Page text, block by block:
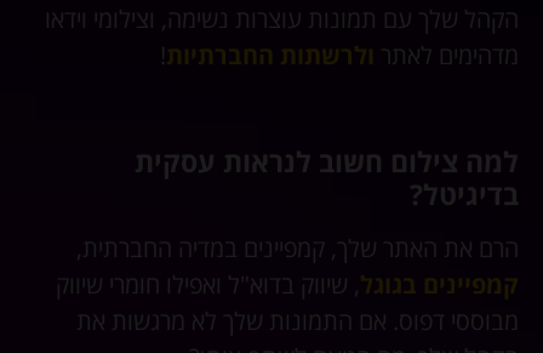
הקהל שלך עם תמונות עוצרות נשימה, וצילומי וידאו
מדהימים לאתר ולרשתות החברתיות !
למה צילום חשוב לנראות עסקית
בדיגיטל?
הרם את האתר שלך, קמפיינים במדיה החברתית,
, שיווק בדוא"ל ואפילו חומרי שיווק
מבוססי דפוס. אם התמונות שלך לא מרגשות את